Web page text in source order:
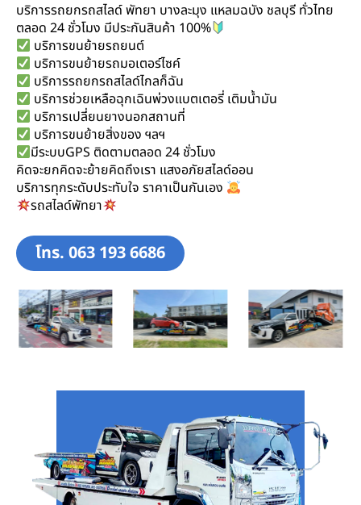
บริการรถยกรถสไลด์ พัทยา บางละมุง แหลมฉบัง ชลบุรี ทั่วไทย
ตลอด 24 ชั่วโมง มีประกันสินค้า 100%
บริการขนย้ายรถยนต์
บริการขนย้ายรถมอเตอร์ไซค์
บริการรถยกรถสไลด์ไกลก็ฉัน
บริการช่วยเหลือฉุกเฉินพ่วงแบตเตอรี่ เติมน้ำมัน
บริการเปลี่ยนยางนอกสถานที่
บริการขนย้ายสิ่งของ ฯลฯ
มีระบบGPS ติดตามตลอด 24 ชั่วโมง
คิดจะยกคิดจะย้ายคิดถึงเรา แสงอภัยสไลด์ออน
บริการทุกระดับประทับใจ ราคาเป็นกันเอง
รถสไลด์พัทยา
โทร. 063 193 6686